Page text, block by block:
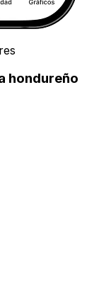
hondureño